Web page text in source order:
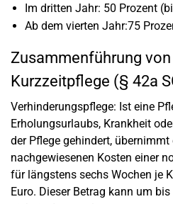
Im dritten Jahr: 50 Prozent
Ab dem vierten Jahr:75
Zusammenführung
Kurzzeitpflege (§ 42a
Verhinderungspflege: Ist eine
Erholungsurlaubs, Krankheit
der Pflege gehindert,
nachgewiesenen Kosten einer
für längstens sechs Wochen je
Euro. Dieser Betrag kann um